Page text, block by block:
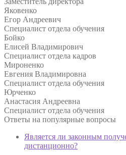
Яковенко
Егор Андреевич
Специалист отдела обучения
Бойко
Елисей Владимирович
Специалист отдела кадров
Мироненко
Евгения Владимировна
Специалист отдела обучения
Юрченко
Анастасия Андреевна
Специалист отдела обучения
Ответы на популярные вопросы
Является ли законным
дистанционно?